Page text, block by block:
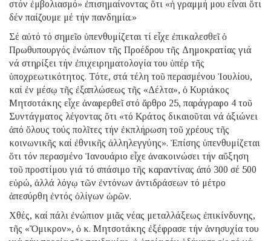
στόν ἐμβολιασμό» ἐπισημαίνοντας ὅτι «ἡ γραμμή μου εἶναι ὅτι
δέν παίζουμε μέ τήν πανδημία.»
Σέ αὐτό τό σημεῖο ὑπενθυμίζεται τί εἶχε ἐπικαλεσθεῖ ὁ
Πρωθυπουργός ἐνώπιον τῆς Προέδρου τῆς Δημοκρατίας γιά
νά στηρίξει τήν ἐπιχειρηματολογία του ὑπέρ τῆς
ὑποχρεωτικότητος. Τότε, στά τέλη τοῦ περασμένου Ἰουλίου,
καί ἐν μέσῳ τῆς ἐξαπλώσεως τῆς «Δέλτα», ὁ Κυριάκος
Μητσοτάκης εἶχε ἀναφερθεῖ στό ἄρθρο 25, παράγραφο 4 τοῦ
Συντάγματος λέγοντας ὅτι «τό Kράτος δικαιοῦται νά ἀξιώνει
ἀπό ὅλους τούς πολῖτες τήν ἐκπλήρωση τοῦ χρέους τῆς
κοινωνικῆς καί ἐθνικῆς ἀλληλεγγύης». Ἐπίσης ὑπενθυμίζεται
ὅτι τόν περασμένο Ἰανουάριο εἶχε ἀνακοινώσει τήν αὔξηση
τοῦ προστίμου γιά τό σπάσιμο τῆς καραντίνας ἀπό 300 σέ 500
εὐρώ, ἀλλά λόγῳ τῶν ἐντόνων ἀντιδράσεων τό μέτρο
ἀπεσύρθη ἐντός ὀλίγων ὡρῶν.
Χθές, καί πάλι ἐνώπιον μιᾶς νέας μεταλλάξεως ἐπικίνδυνης,
τῆς «Ὄμικρον», ὁ κ. Μητσοτάκης ἐξέφρασε τήν ἀνησυχία του